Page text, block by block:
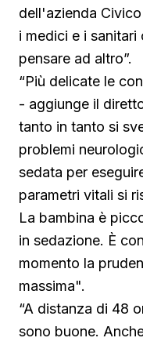
dell'azienda
i medici e i
pensare ad altro”.
“Più delicate le
- aggiunge il
tanto in tanto si
problemi
sedata per
parametri vitali si
La bambina è
in sedazione. È
momento la
massima".
“A distanza di 48
sono buone.